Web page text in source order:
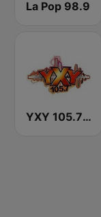
La Pop 98.9
YXY 105.7 FM